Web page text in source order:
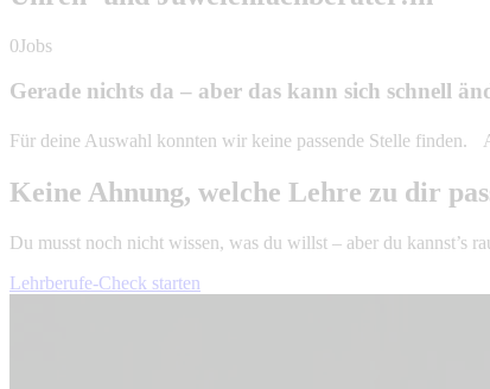
0Jobs
Gerade nichts da – aber das kann sich schnell
Für deine Auswahl konnten wir keine passende Stelle finden.
Keine Ahnung, welche Lehre zu dir
Du musst noch nicht wissen, was du willst – aber du kannst’s
Lehrberufe-Check starten